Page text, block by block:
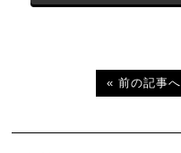
« 前の記事へ